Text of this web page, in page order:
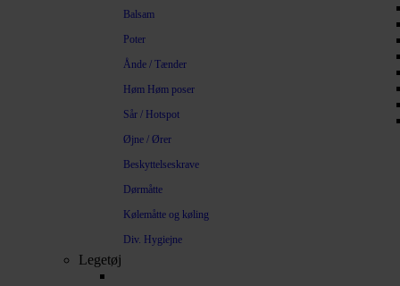
Balsam
Poter
Ånde / Tænder
Høm Høm poser
Sår / Hotspot
Øjne / Ører
Beskyttelseskrave
Dørmåtte
Kølemåtte og køling
Div. Hygiejne
Legetøj